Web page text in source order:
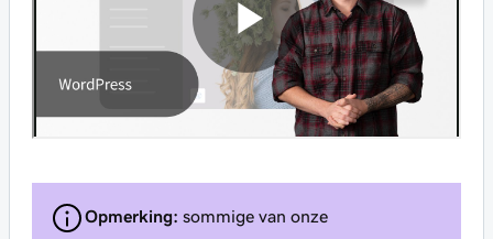
Opmerking: sommige van onze